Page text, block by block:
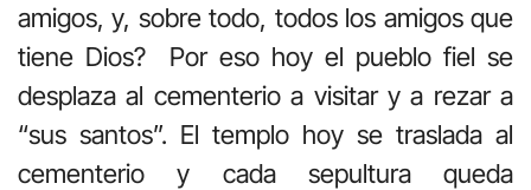
amigos, y, sobre todo, todos los amigos que
tiene Dios? Por eso hoy el pueblo fiel se
desplaza al cementerio a visitar y a rezar a
“sus santos”. El templo hoy se traslada al
cementerio y cada sepultura queda